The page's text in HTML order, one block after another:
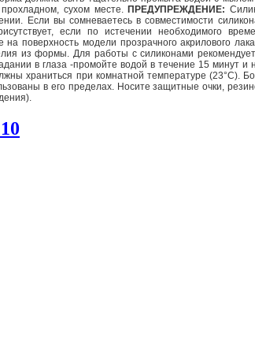
сухом месте.ПРЕДУПРЕЖДЕНИЕ:
Если вы сомневаетесь в совместимости
если по истечении необходимого
поверхность модели прозрачного акрилового
из формы. Для работы с силиконами
в глаза -промойте водой в течение 15
храниться при комнатной температуре (23°C).
в его пределах. Носите защитные очки,